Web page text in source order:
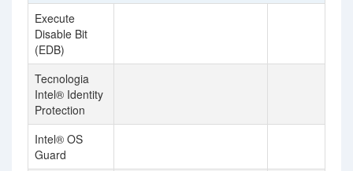
Execute
Disable Bit
(EDB)
Tecnologia
Intel® Identity
Protection
Intel® OS
Guard